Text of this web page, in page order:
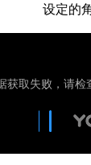
设定的